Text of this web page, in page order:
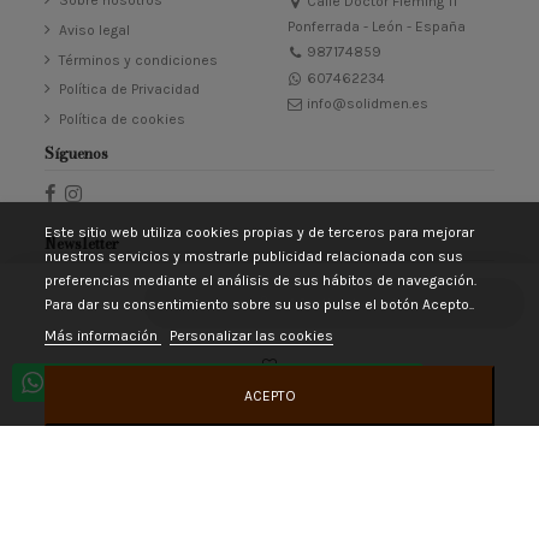
Añadir al carrito
Aviso legal
Términos y condiciones
Política de Privacidad
Política de cookies
Ponferrada - León - España
987174859
607462234
info@solidmen.es
Este sitio web utiliza cookies propias y de terceros para mejorar
nuestros servicios y mostrarle publicidad relacionada con sus
preferencias mediante el análisis de sus hábitos de navegación.
Para dar su consentimiento sobre su uso pulse el botón Acepto..
Más información
Personalizar las cookies
ACEPTO
Síguenos
Newsletter
Puede darse de baja en cualquier momento. Para ello, consulte nuestra información
de contacto en el aviso legal.
Acepto lascondiciones generalesy lapolítica de privacidad